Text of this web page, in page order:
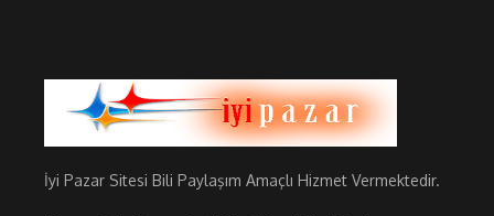
İyi Pazar Sitesi Bili Paylaşım Amaçlı Hizmet Vermektedir.